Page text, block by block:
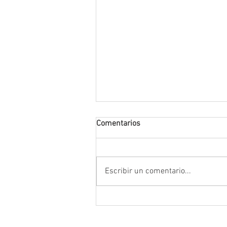
Comentarios
Escribir un comentario...